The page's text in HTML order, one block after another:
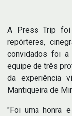
A Press Trip foi
repórteres,
convidados foi a
equipe de três
da experiência
Mantiqueira de
"Foi uma honra